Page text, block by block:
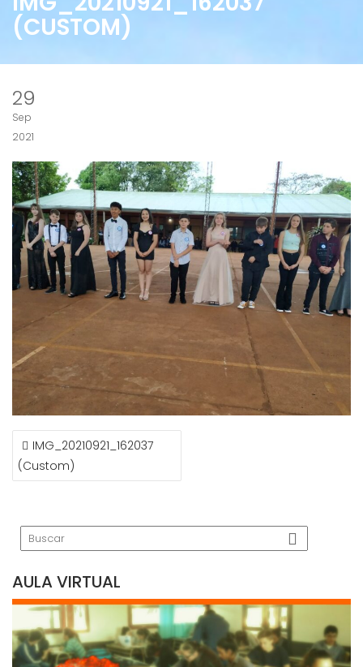
(CUSTOM)
29
Sep
2021
NAVEGACIÓN
DE
ENTRADAS
IMG_20210921_162037
(Custom)
AULA VIRTUAL